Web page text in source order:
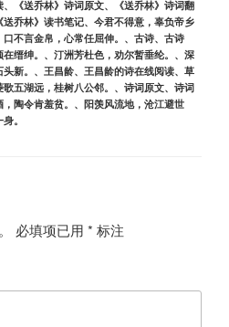
、 《送乔林》诗词原文、
《送乔林》诗词翻
《送乔林》读书笔记、 今君不得意，辜负帝乡
口不言金帛，心常任屈伸。 、 古诗、 古诗
缙绅。 、 汀洲芳杜色，劝尔暂垂纶。 、 深
新。 、 王昌龄、 王昌龄的诗在线阅读、 草
歌五湖远，桂树八公邻。 、 诗词原文、 诗词
陶令肯羞贫。 、 阳羡风流地，沧江避世
。
必填项已用 * 标注